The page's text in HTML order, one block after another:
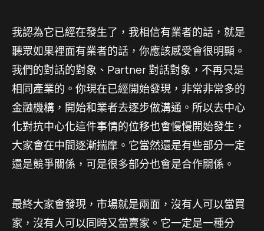
我認為它已經在發生了，我相信有業者的話，就是
聽眾如果裡面有業者的話，你應該感受會很明顯。
我們的對話的對象、Partner 對話對象，不再只是
相同產業的。你現在已經開始發現，非常非常多的
金融機構，開始和業者去逐步做溝通。所以去中心
化對抗中心化這件事情的位移也會慢慢開始發生，
大家會在中間逐漸揣摩。它當然還是有些部分一定
還是競爭關係，可是很多部分也會是合作關係。
最終大家會發現，市場就是兩面，沒有人可以當買
家，沒有人可以同時又當賣家。它一定是一種分